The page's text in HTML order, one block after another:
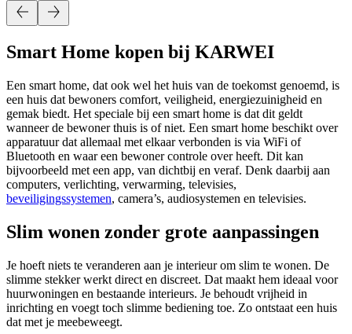
Smart Home kopen bij KARWEI
Een smart home, dat ook wel het huis van de toekomst genoemd, is
een huis dat bewoners comfort, veiligheid, energiezuinigheid en
gemak biedt. Het speciale bij een smart home is dat dit geldt
wanneer de bewoner thuis is of niet. Een smart home beschikt over
apparatuur dat allemaal met elkaar verbonden is via WiFi of
Bluetooth en waar een bewoner controle over heeft. Dit kan
bijvoorbeeld met een app, van dichtbij en veraf. Denk daarbij aan
computers, verlichting, verwarming, televisies,
beveiligingssystemen, camera’s, audiosystemen en televisies.
Slim wonen zonder grote aanpassingen
Je hoeft niets te veranderen aan je interieur om slim te wonen. De
slimme stekker werkt direct en discreet. Dat maakt hem ideaal voor
huurwoningen en bestaande interieurs. Je behoudt vrijheid in
inrichting en voegt toch slimme bediening toe. Zo ontstaat een huis
dat met je meebeweegt.